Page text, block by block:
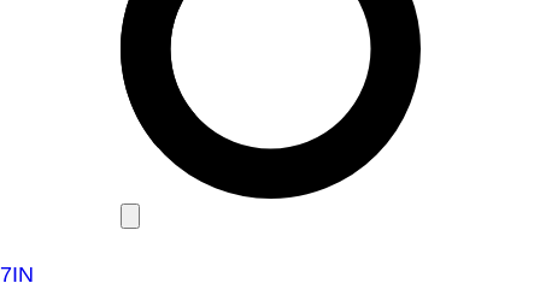
7IN